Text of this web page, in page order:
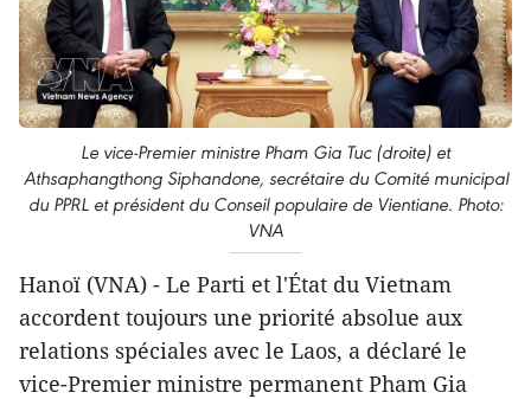
Le vice-Premier ministre Pham Gia Tuc (droite) et
Athsaphangthong Siphandone, secrétaire du Comité municipal
du PPRL et président du Conseil populaire de Vientiane. Photo:
VNA
Hanoï (VNA) - Le Parti et l'État du Vietnam
accordent toujours une priorité absolue aux
relations spéciales avec le Laos, a déclaré le
vice-Premier ministre permanent Pham Gia